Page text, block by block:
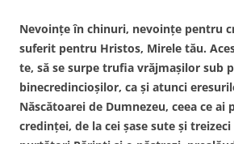
Nevoinţe în chinuri, nevoinţe pentru
suferit pentru Hristos, Mirele tău.
te, să se surpe trufia vrăjmaşilor sub
binecredincioşilor, ca şi atunci
Născătoarei de Dumnezeu, ceea ce
credinţei, de la cei şase sute şi treizeci